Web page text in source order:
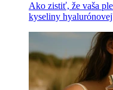
Ako zistiť, že vaša
kyseliny